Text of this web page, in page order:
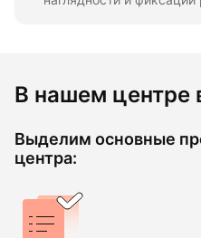
В нашем центре
Выделим основные
центра: